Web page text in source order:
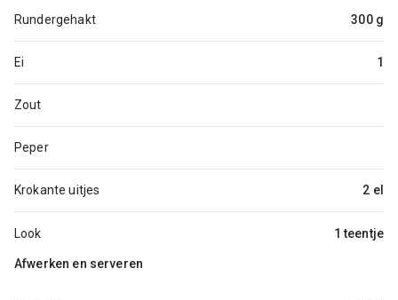
Rundergehakt 300 g
Ei 1
Zout
Peper
Krokante uitjes 2 el
Look 1 teentje
Afwerken en serveren